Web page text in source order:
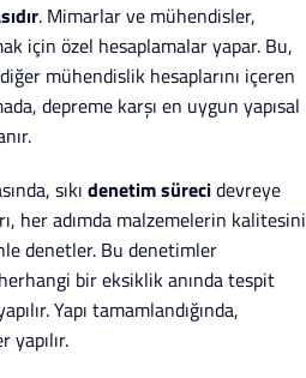
. Mimarlar ve mühendisler,
için özel hesaplamalar yapar. Bu,
mühendislik hesaplarını içeren
depreme karşı en uygun yapısal
sıkı denetim sürecidevreye
her adımda malzemelerin kalitesini
denetler. Bu denetimler
bir eksiklik anında tespit
Yapı tamamlandığında,